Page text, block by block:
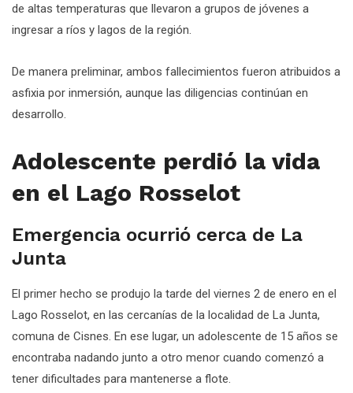
de altas temperaturas que llevaron a grupos de jóvenes a
ingresar a ríos y lagos de la región.
De manera preliminar, ambos fallecimientos fueron atribuidos a
asfixia por inmersión, aunque las diligencias continúan en
desarrollo.
Adolescente perdió la vida
en el Lago Rosselot
Emergencia ocurrió cerca de La
Junta
El primer hecho se produjo la tarde del viernes 2 de enero en el
Lago Rosselot, en las cercanías de la localidad de La Junta,
comuna de Cisnes. En ese lugar, un adolescente de 15 años se
encontraba nadando junto a otro menor cuando comenzó a
tener dificultades para mantenerse a flote.